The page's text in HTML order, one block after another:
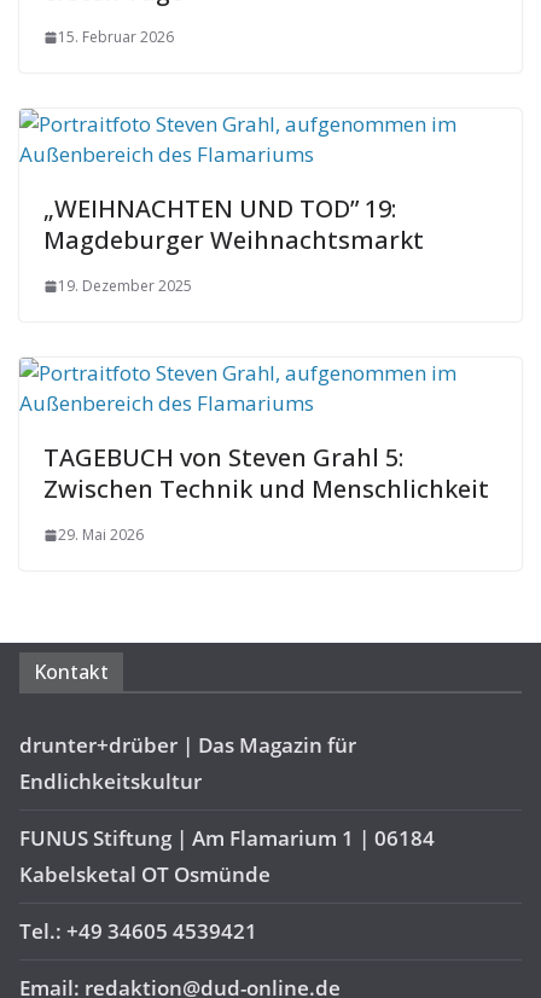
15. Februar 2026
„WEIHNACHTEN UND TOD” 19:
Magdeburger Weihnachtsmarkt
19. Dezember 2025
TAGEBUCH von Steven Grahl 5:
Zwischen Technik und Menschlichkeit
29. Mai 2026
Kontakt
drunter+drüber | Das Magazin für
Endlichkeitskultur
FUNUS Stiftung | Am Flamarium 1 | 06184
Kabelsketal OT Osmünde
Tel.: +49 34605 4539421
Email: redaktion@dud-online.de